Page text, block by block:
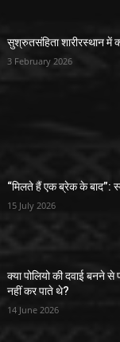
सुश्रुतसंहिता शारीरस्थान में
3 February 2026
“मिलते हैं एक ब्रेक के बाद”:
15 July 2026
क्या पोलियो की दवाई बनने
नहीं कर पाते थे?
14 June 2026